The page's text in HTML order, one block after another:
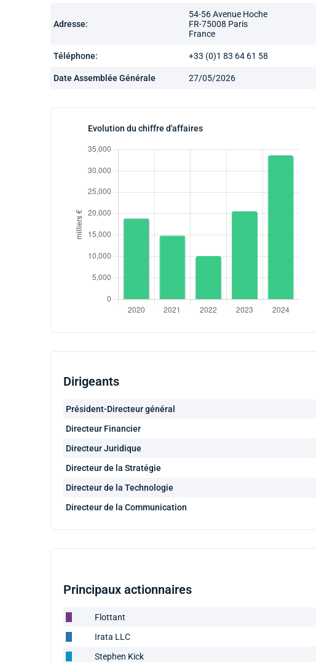
Adresse:
54-56 Avenue Hoche
FR-75008 Paris
France
Téléphone: +33 (0)1 83 64 61 58
Date Assemblée Générale 27/05/2026
Evolution du chiffre d'affaires
Dirigeants
Président-Directeur général
Directeur Financier
Directeur Juridique
Directeur de la Stratégie
Directeur de la Technologie
Directeur de la Communication
Principaux actionnaires
Flottant
Irata LLC
Stephen Kick